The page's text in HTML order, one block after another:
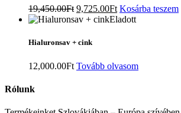
19,450.00Ft Original
price
19,450.00Ft.
9,725.00FtCurrent
price
Kosárba teszem
Eladott
Hialuronsav + cink
12,000.00Ft Tovább olvasom
Rólunk